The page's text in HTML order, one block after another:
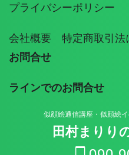
プライバシーポリシー
会社概要 特定商取引法
お問合せ
ラインでのお問合せ
似顔絵通信講座・似顔絵
田村まりり